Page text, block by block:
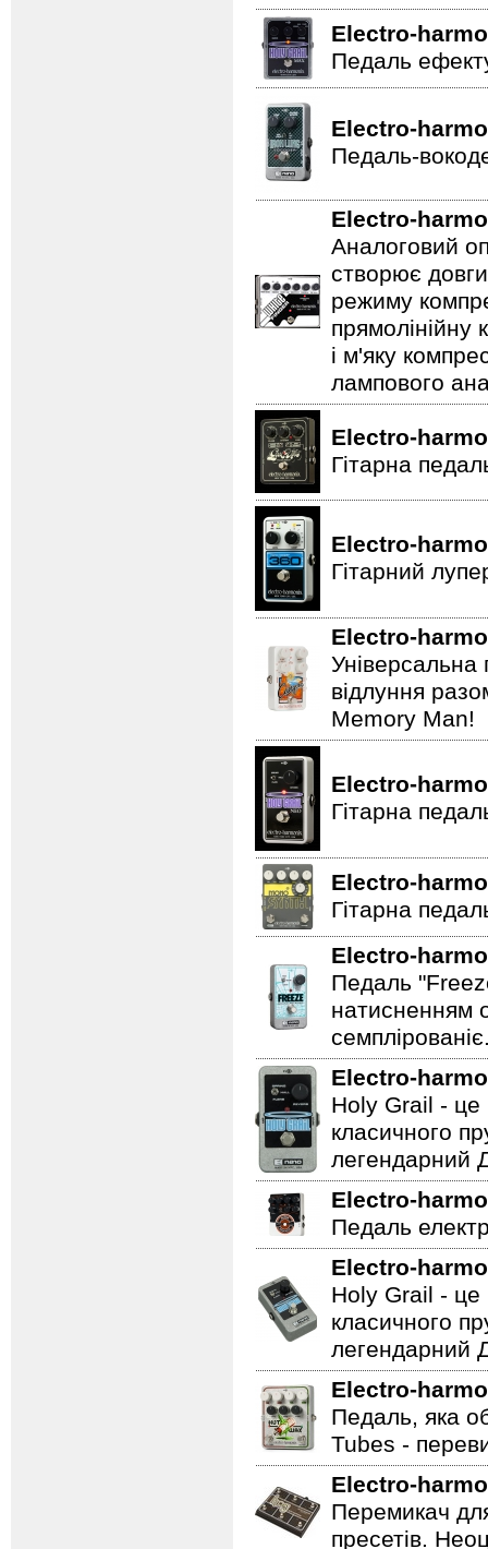
Electro-
Педаль
Electro-
Педаль-
Electro-
Аналоговий
створює
режиму
прямолінійну
і м'яку
лампового
Electro-
Гітарна
Electro-
Гітарний
Electro-
Універсальна
відлуння
Memory Man!
Electro-
Гітарна
Electro-
Гітарна
Electro-
Педаль
натисненням
Electro-
Holy Grail - це
класичного
легендарний
Electro-
Педаль
Electro-
Holy Grail - це
класичного
легендарний
Electro-
Педаль, яка
Tubes -
Electro-
Перемикач
пресетів.